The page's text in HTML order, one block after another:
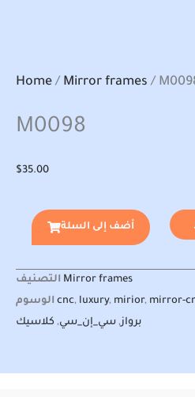
Home / Mirror frames /
M0098
$35.00
أضف إلى السلة
التصنيف Mirror frames
الوسوم cnc, luxury, mirior, mirror-
برواز, سي_إن_سي, كلاسيك